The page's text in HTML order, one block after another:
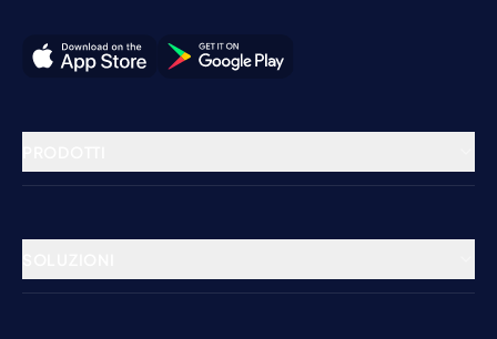
Gestione della struttura
Booking Engine
Hotel